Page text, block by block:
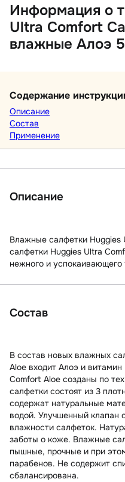
Информация о
Ultra Comfort
влажные Алоэ
Содержание
Описание
Состав
Применение
Описание
Влажные салфетки
салфетки Huggies Ultra
нежного и успокаивающего
Состав
В состав новых влажных
Aloe входит Алоэ и
Comfort Aloe созданы по
салфетки состоят из 3
содержат натуральные
водой. Улучшенный клапан
влажности салфеток.
заботы о коже. Влажные
пышные, прочные и при
парабенов. Не содержит
сбалансирована.